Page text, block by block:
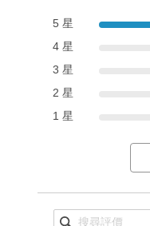
5 星
4 星
3 星
2 星
1 星